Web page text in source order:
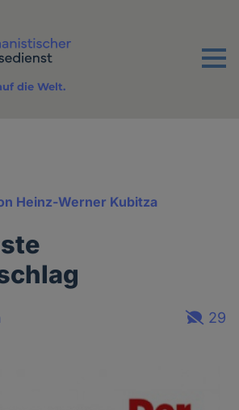
Menu
die Welt.
Heinz-Werner Kubitza
29